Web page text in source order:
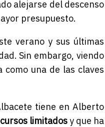
alejarse del descenso
presupuesto.
verano y sus últimas
Sin embargo, viendo
una de las claves
tiene en Alberto
limitadosy que ha